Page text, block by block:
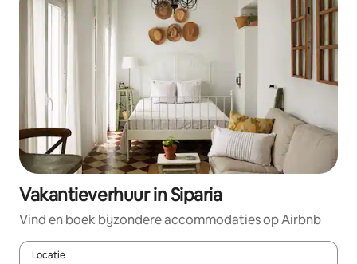
Vakantieverhuur in Siparia
Vind en boek bijzondere accommodaties op Airbnb
Locatie